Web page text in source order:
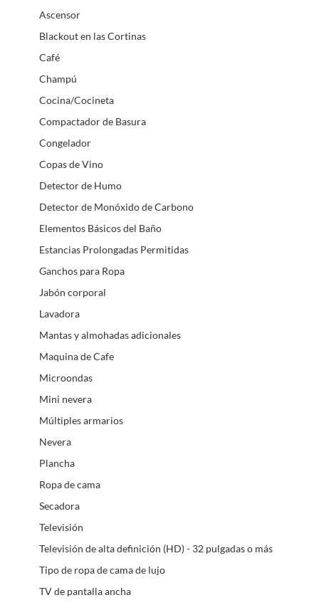
Ascensor
Blackout en las Cortinas
Café
Champú
Cocina/Cocineta
Compactador de Basura
Congelador
Copas de Vino
Detector de Humo
Detector de Monóxido de Carbono
Elementos Básicos del Baño
Estancias Prolongadas Permitidas
Ganchos para Ropa
Jabón corporal
Lavadora
Mantas y almohadas adicionales
Maquina de Cafe
Microondas
Mini nevera
Múltiples armarios
Nevera
Plancha
Ropa de cama
Secadora
Televisión
Televisión de alta definición (HD) - 32 pulgadas o más
Tipo de ropa de cama de lujo
TV de pantalla ancha